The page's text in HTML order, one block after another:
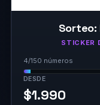
Sorteo:
STICKER
4/150 números
DESDE
$1.990